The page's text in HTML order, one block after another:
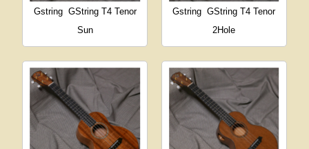
Gstring GString T4 Tenor
Sun
Gstring GString T4 Tenor
2Hole